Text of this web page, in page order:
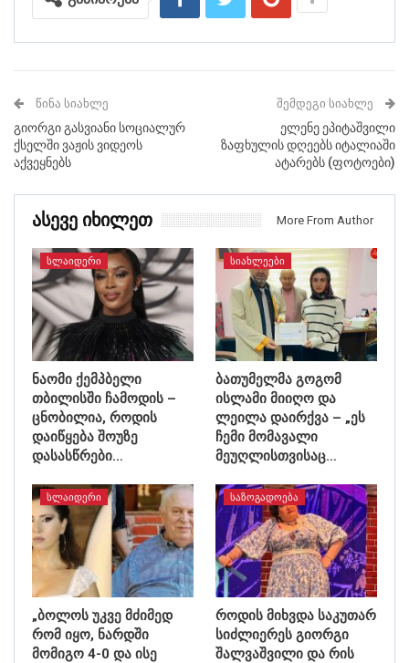
ᲬᲘᲜᲐ ᲡᲘᲐᲮᲚᲔ
გიორგი გასვიანი სოციალურ
ქსელში ვაჟის ვიდეოს
აქვეყნებს
ᲨᲔᲛᲓᲔᲒᲘ ᲡᲘᲐᲮᲚᲔ
ელენე ეპიტაშვილი
ზაფხულის დღეებს იტალიაში
ატარებს (ფოტოები)
Ასევე Იხილეთ More From Author
ᲡᲚᲐᲘᲓᲔᲠᲘ
ნაომი ქემპბელი
თბილისში ჩამოდის –
ცნობილია, როდის
დაიწყება შოუზე
დასასწრები…
ᲡᲘᲐᲮᲚᲔᲔᲑᲘ
ბათუმელმა გოგომ
ისლამი მიიღო და
ლეილა დაირქვა – „ეს
ჩემი მომავალი
მეუღლისთვისაც…
ᲡᲚᲐᲘᲓᲔᲠᲘ
„ბოლოს უკვე მძიმედ
რომ იყო, ნარდში
მომიგო 4-0 და ისე
ᲡᲐᲖᲝᲒᲐᲓᲝᲔᲑᲐ
როდის მიხვდა საკუთარ
სიძლიერეს გიორგი
შალვაშვილი და რის